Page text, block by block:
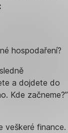
hospodaření?
a dojdete do
Kde začneme?”
veškeré finance.